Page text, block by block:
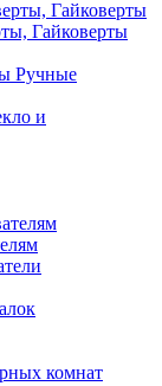
Гайковерты
Ручные
и